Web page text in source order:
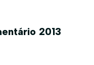
2013